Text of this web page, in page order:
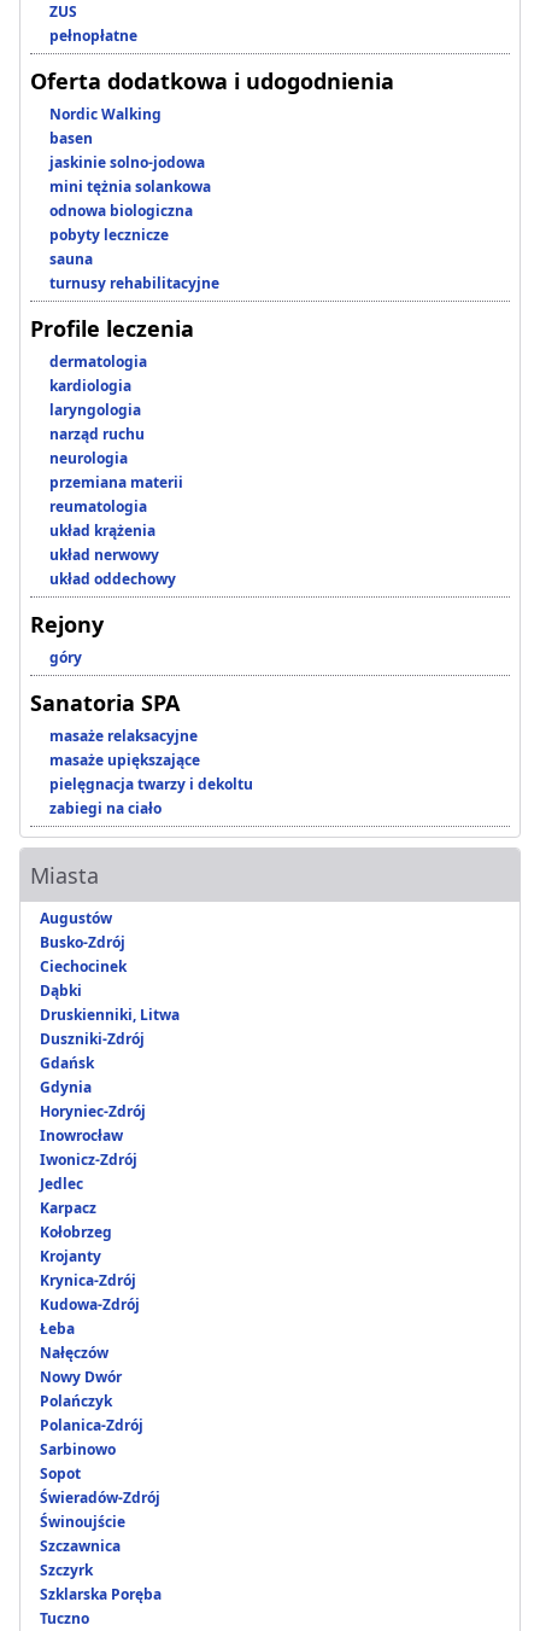
ZUS
pełnopłatne
Oferta dodatkowa i udogodnienia
Nordic Walking
basen
jaskinie solno-jodowa
mini tężnia solankowa
odnowa biologiczna
pobyty lecznicze
sauna
turnusy rehabilitacyjne
Profile leczenia
dermatologia
kardiologia
laryngologia
narząd ruchu
neurologia
przemiana materii
reumatologia
układ krążenia
układ nerwowy
układ oddechowy
Rejony
góry
Sanatoria SPA
masaże relaksacyjne
masaże upiększające
pielęgnacja twarzy i dekoltu
zabiegi na ciało
Miasta
Augustów
Busko-Zdrój
Ciechocinek
Dąbki
Druskienniki, Litwa
Duszniki-Zdrój
Gdańsk
Gdynia
Horyniec-Zdrój
Inowrocław
Iwonicz-Zdrój
Jedlec
Karpacz
Kołobrzeg
Krojanty
Krynica-Zdrój
Kudowa-Zdrój
Łeba
Nałęczów
Nowy Dwór
Polańczyk
Polanica-Zdrój
Sarbinowo
Sopot
Świeradów-Zdrój
Świnoujście
Szczawnica
Szczyrk
Szklarska Poręba
Tuczno